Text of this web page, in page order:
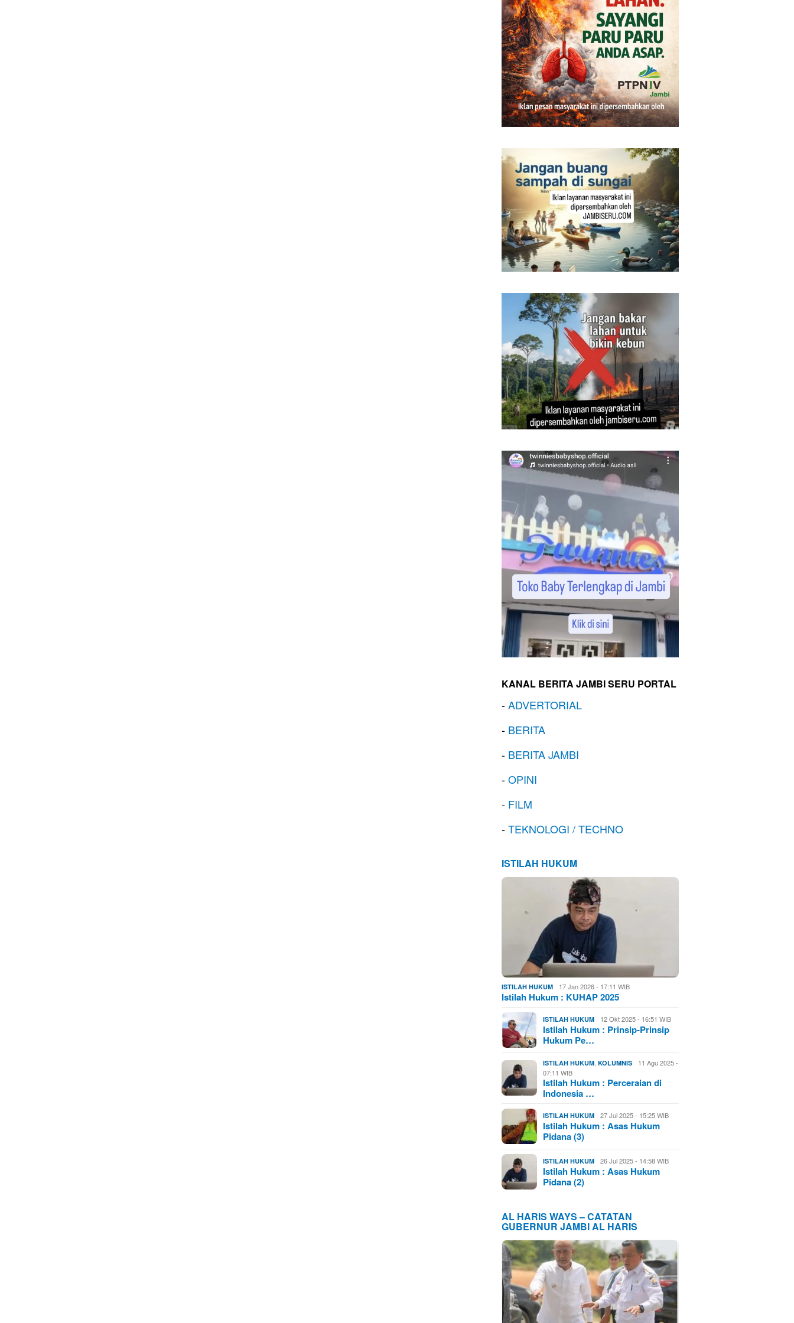
KANAL BERITA JAMBI SERU PORTAL
-ADVERTORIAL
- BERITA
- BERITA JAMBI
-OPINI
- FILM
-TEKNOLOGI / TECHNO
ISTILAH HUKUM
ISTILAH HUKUM 17 Jan 2026 - 17:11 WIB
Istilah Hukum : KUHAP 2025
ISTILAH HUKUM 12 Okt 2025 - 16:51 WIB
Istilah Hukum : Prinsip-Prinsip
Hukum Pe…
ISTILAH HUKUM ,KOLUMNIS
11 Agu 2025 -
07:11 WIB
Istilah Hukum : Perceraian di
Indonesia …
ISTILAH HUKUM 27 Jul 2025 - 15:25 WIB
Istilah Hukum : Asas Hukum
Pidana (3)
ISTILAH HUKUM 26 Jul 2025 - 14:58 WIB
Istilah Hukum : Asas Hukum
Pidana (2)
AL HARIS WAYS – CATATAN
GUBERNUR JAMBI AL HARIS